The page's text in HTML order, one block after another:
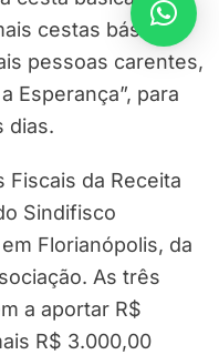
cestas básicas,
pessoas carentes,
Esperança”, para
dias.
Fiscais da Receita
Sindifisco
Florianópolis, da
As três
a aportar R$
R$ 3.000,00